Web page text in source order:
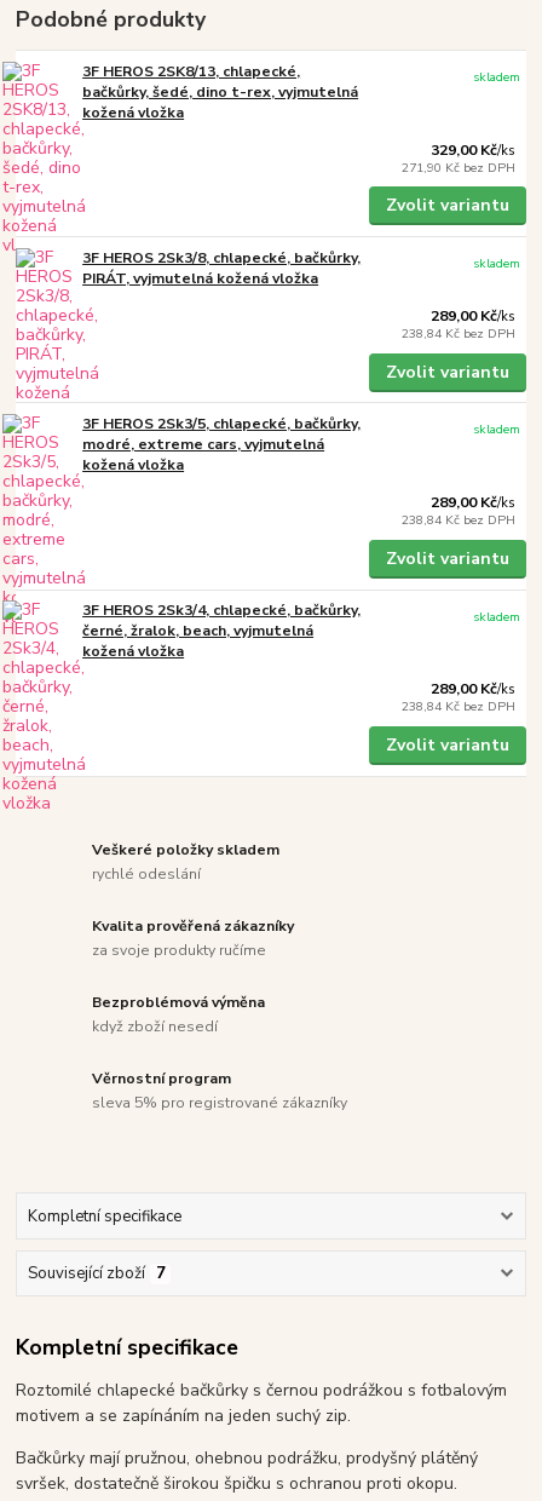
Podobné produkty
3F HEROS 2SK8/13, chlapecké,
bačkůrky, šedé, dino t-rex, vyjmutelná
kožená vložka
329,00 Kč/ks
271,90 Kč bez DPH
skladem
Zvolit variantu
3F HEROS 2Sk3/8, chlapecké, bačkůrky,
PIRÁT, vyjmutelná kožená vložka
289,00 Kč/ks
238,84 Kč bez DPH
skladem
Zvolit variantu
3F HEROS 2Sk3/5, chlapecké, bačkůrky,
modré, extreme cars, vyjmutelná
kožená vložka
289,00 Kč/ks
238,84 Kč bez DPH
skladem
Zvolit variantu
3F HEROS 2Sk3/4, chlapecké, bačkůrky,
černé, žralok, beach, vyjmutelná
kožená vložka
289,00 Kč/ks
238,84 Kč bez DPH
skladem
Zvolit variantu
Veškeré položky skladem
rychlé odeslání
Kvalita prověřená zákazníky
za svoje produkty ručíme
Bezproblémová výměna
když zboží nesedí
Věrnostní program
sleva 5% pro registrované zákazníky
Kompletní specifikace
Související zboží 7
Kompletní specifikace
Roztomilé chlapecké bačkůrky s černou podrážkou s fotbalovým
motivem a se zapínáním na jeden suchý zip.
Bačkůrky mají pružnou, ohebnou podrážku, prodyšný plátěný
svršek, dostatečně širokou špičku s ochranou proti okopu.